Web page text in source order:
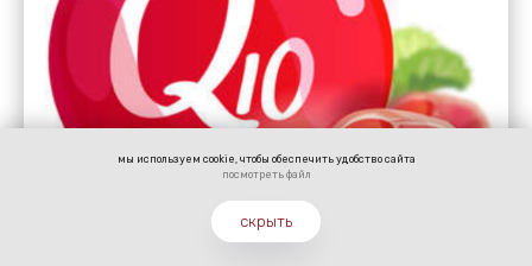
мы используем cookie, чтобы обеспечить удобство сайта
посмотреть файл
скрыть